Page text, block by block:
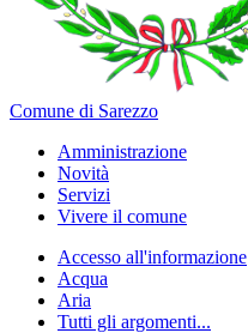
Comune di Sarezzo
Amministrazione
Novità
Servizi
Vivere il comune
Accesso all'informazione
Acqua
Aria
Tutti gli argomenti...